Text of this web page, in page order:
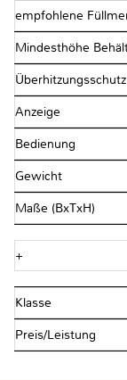
empfohlene
Mindesthöhe
Überhitzungsschutz
Anzeige
Bedienung
Gewicht
Maße (BxTxH)
+
Klasse
Preis/Leistung